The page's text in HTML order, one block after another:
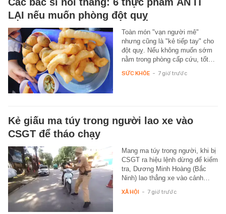
LẠI nếu muốn phòng đột quỵ
Toàn món "vạn người mê"
nhưng cũng là "kẻ tiếp tay" cho
đột quỵ. Nếu không muốn sớm
nằm trong phòng cấp cứu, tốt…
SỨC KHỎE - 7 giờ trước
Kẻ giấu ma túy trong người lao xe vào
CSGT để tháo chạy
Mang ma túy trong người, khi bị
CSGT ra hiệu lệnh dừng để kiểm
tra, Dương Minh Hoàng (Bắc
Ninh) lao thẳng xe vào cảnh…
XÃ HỘI - 7 giờ trước